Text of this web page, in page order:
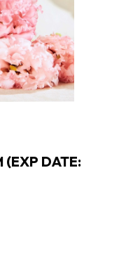
(EXP DATE: